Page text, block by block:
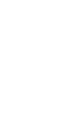
MAAF ATAS